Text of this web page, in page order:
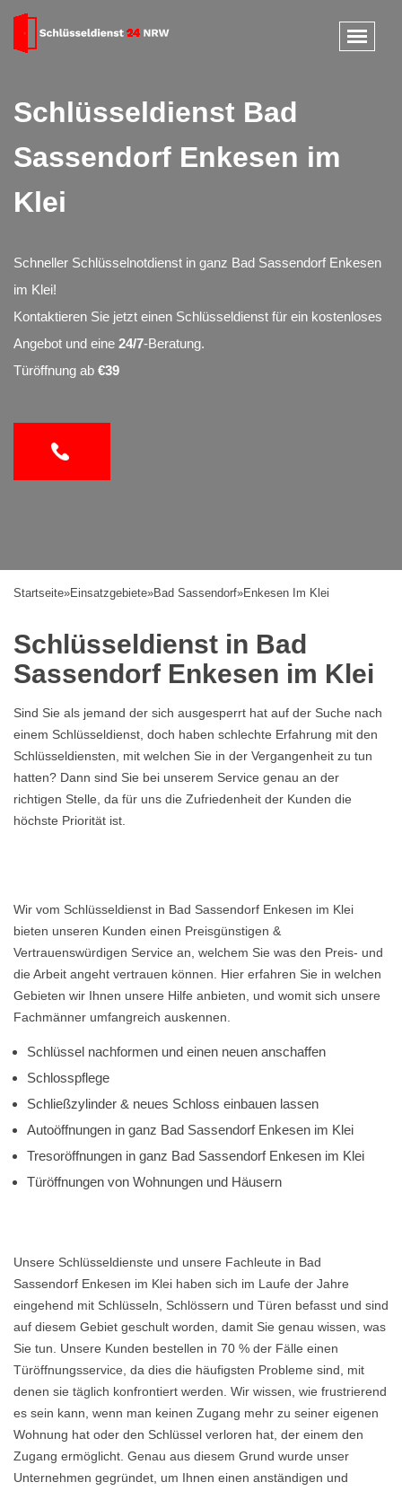
Schlüsseldienst Bad
Sassendorf Enkesen im
Klei
Schneller Schlüsselnotdienst in ganz Bad Sassendorf Enkesen
im Klei!
Kontaktieren Sie jetzt einen Schlüsseldienst für ein kostenloses
Angebot und eine 24/7-Beratung.
Türöffnung ab €39
Startseite»Einsatzgebiete»Bad Sassendorf»Enkesen Im Klei
Schlüsseldienst in Bad
Sassendorf Enkesen im Klei
Sind Sie als jemand der sich ausgesperrt hat auf der Suche nach
einem Schlüsseldienst, doch haben schlechte Erfahrung mit den
Schlüsseldiensten, mit welchen Sie in der Vergangenheit zu tun
hatten? Dann sind Sie bei unserem Service genau an der
richtigen Stelle, da für uns die Zufriedenheit der Kunden die
höchste Priorität ist.
Wir vom Schlüsseldienst in Bad Sassendorf Enkesen im Klei
bieten unseren Kunden einen Preisgünstigen &
Vertrauenswürdigen Service an, welchem Sie was den Preis- und
die Arbeit angeht vertrauen können. Hier erfahren Sie in welchen
Gebieten wir Ihnen unsere Hilfe anbieten, und womit sich unsere
Fachmänner umfangreich auskennen.
Schlüssel nachformen und einen neuen anschaffen
Schlosspflege
Schließzylinder & neues Schloss einbauen lassen
Autoöffnungen in ganz Bad Sassendorf Enkesen im Klei
Tresoröffnungen in ganz Bad Sassendorf Enkesen im Klei
Türöffnungen von Wohnungen und Häusern
Unsere Schlüsseldienste und unsere Fachleute in Bad
Sassendorf Enkesen im Klei haben sich im Laufe der Jahre
eingehend mit Schlüsseln, Schlössern und Türen befasst und sind
auf diesem Gebiet geschult worden, damit Sie genau wissen, was
Sie tun. Unsere Kunden bestellen in 70 % der Fälle einen
Türöffnungsservice, da dies die häufigsten Probleme sind, mit
denen sie täglich konfrontiert werden. Wir wissen, wie frustrierend
es sein kann, wenn man keinen Zugang mehr zu seiner eigenen
Wohnung hat oder den Schlüssel verloren hat, der einem den
Zugang ermöglicht. Genau aus diesem Grund wurde unser
Unternehmen gegründet, um Ihnen einen anständigen und